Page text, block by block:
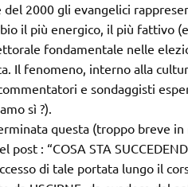
del 2000 gli evangelici
il più energico, il più fattivo
fondamentale nelle
Il fenomeno, interno alla
e sondaggisti
sì ?).
questa (troppo breve
post : “COSA STA
di tale portata lungo il